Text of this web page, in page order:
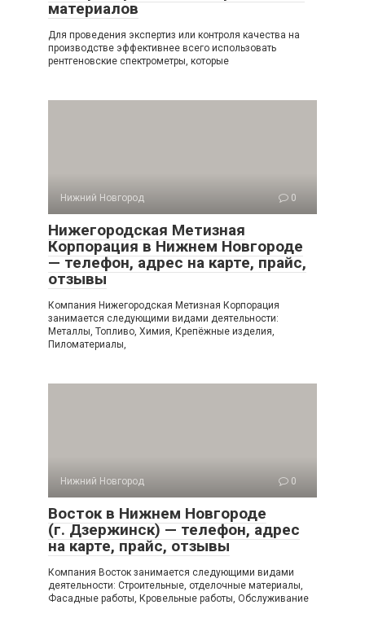
материалов
Для проведения экспертиз или контроля качества на
производстве эффективнее всего использовать
рентгеновские спектрометры, которые
Нижний Новгород 0
Нижегородская Метизная
Корпорация в Нижнем Новгороде
— телефон, адрес на карте, прайс,
отзывы
Компания Нижегородская Метизная Корпорация
занимается следующими видами деятельности:
Металлы, Топливо, Химия, Крепёжные изделия,
Пиломатериалы,
Нижний Новгород 0
Восток в Нижнем Новгороде
(г. Дзержинск) — телефон, адрес
на карте, прайс, отзывы
Компания Восток занимается следующими видами
деятельности: Строительные, отделочные материалы,
Фасадные работы, Кровельные работы, Обслуживание